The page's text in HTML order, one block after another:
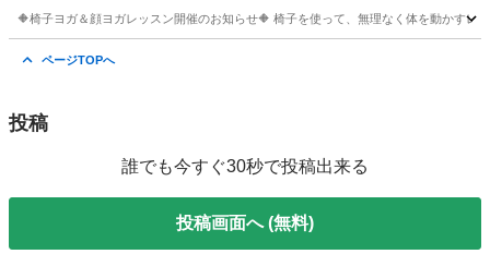
🔶椅子ヨガ＆顔ヨガレッスン開催のお知らせ🔶 椅子を使って、無理なく体を動かす
ページTOPへ
投稿
誰でも今すぐ30秒で投稿出来る
投稿画面へ (無料)